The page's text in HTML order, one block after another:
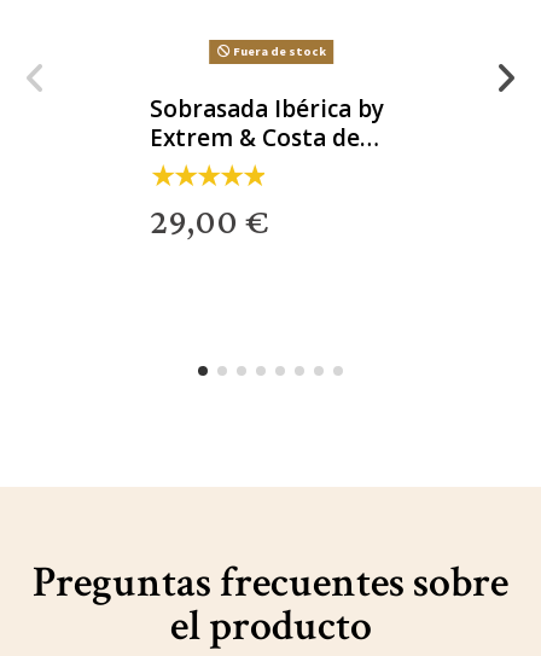
Fuera de stock
Sobrasada Ibérica by
Extrem & Costa de
Salazar
29,00 €
Preguntas frecuentes sobre
el producto